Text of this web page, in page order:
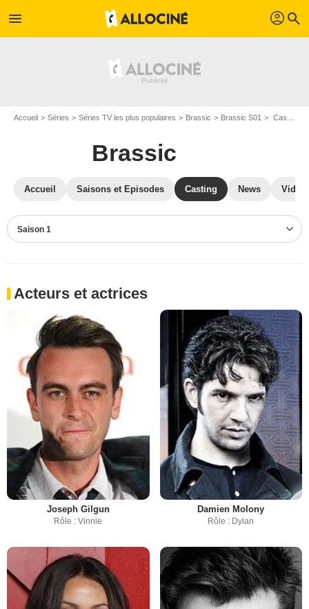
menu profil search
Accueil Séries Séries TV les plus populaires Brassic Brassic S01 Casting Brassic S01
Brassic
Accueil Saisons et Episodes Casting News
Saison 1
Acteurs et actrices
Joseph Gilgun
Rôle : Vinnie
Damien Molony
Rôle : Dylan